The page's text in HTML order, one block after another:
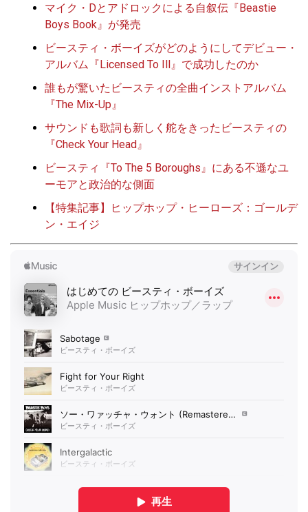
マイク・Dとアドロックによる自叙伝『Beastie
Boys Book』が発売
ビースティ・ボーイズがどのようにしてデビュー・
アルバム『Licensed To Ill』で成功したのか
誰もが驚いたビースティの全曲インストアルバム
『The Mix-Up』
サウンドも歌詞も新しく舵をきったビースティの
『Check Your Head』
ビースティ『To The 5 Boroughs』にある不遜なユ
ーモアと政治的な側面
【特集記事】ヒップホップ・ヒーローズ：ゴールデ
ン・エイジ